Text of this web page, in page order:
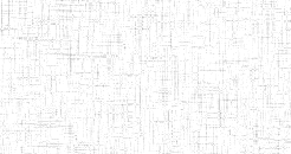
10/07/2008 ENIEG Privé